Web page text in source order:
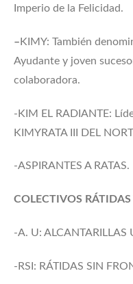
Imperio de la Felicidad.
– KIMY: También
Ayudante y joven
colaboradora.
-KIM EL RADIANTE:
KIMYRATA III DEL
-ASPIRANTES A RATAS.
COLECTIVOS
-A. U: ALCANTARILLAS
-RSI: RÁTIDAS SIN